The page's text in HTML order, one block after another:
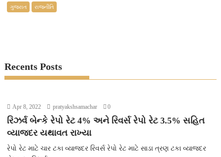
ગુજરાત રાજનીતિ
Recents Posts
Apr 8, 2022 pratyakshsamachar 0
રિઝર્વ બેન્કે રેપો રેટ 4% અને રિવર્સ રેપો રેટ 3.5% સહિત
વ્યાજદર યથાવત રાખ્યા
રેપો રેટ માટે ચાર ટકા વ્યાજદર રિવર્સ રેપો રેટ માટે સાડા ત્રણ ટકા વ્યાજદર